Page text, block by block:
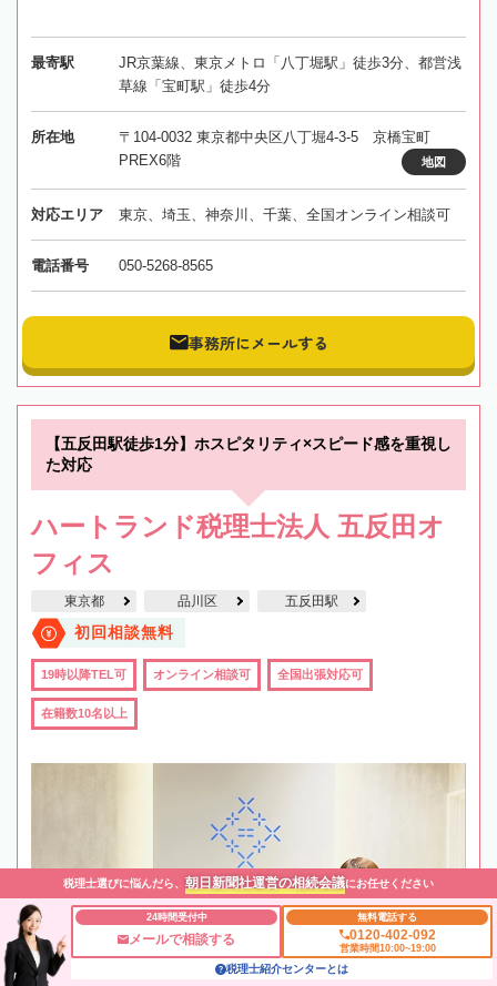
最寄駅
JR京葉線、東京メトロ「八丁堀駅」徒歩3分、都営浅
草線「宝町駅」徒歩4分
所在地
〒104-0032 東京都中央区八丁堀4-3-5 京橋宝町
PREX6階
地図
対応エリア 東京、埼玉、神奈川、千葉、全国オンライン相談可
電話番号 050-5268-8565
事務所にメールする
【五反田駅徒歩1分】ホスピタリティ×スピード感を重視し
た対応
ハートランド税理士法人 五反田オ
フィス
東京都 品川区 五反田駅
初回相談無料
19時以降TEL可 オンライン相談可 全国出張対応可
在籍数10名以上
税理士選びに悩んだら、 朝日新聞社運営の相続会議にお任せください
24時間受付中
メールで相談する
無料電話する
0120-402-092
営業時間10:00~19:00
税理士紹介センターとは